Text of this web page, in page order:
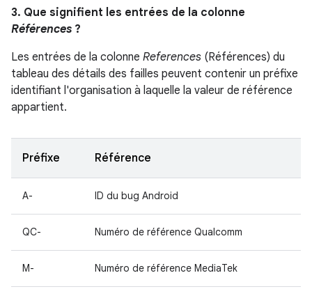
3. Que signifient les entrées de la colonne
Références ?
Les entrées de la colonne References (Références) du
tableau des détails des failles peuvent contenir un préfixe
identifiant l'organisation à laquelle la valeur de référence
appartient.
Préfixe Référence
A- ID du bug Android
QC- Numéro de référence Qualcomm
M- Numéro de référence MediaTek